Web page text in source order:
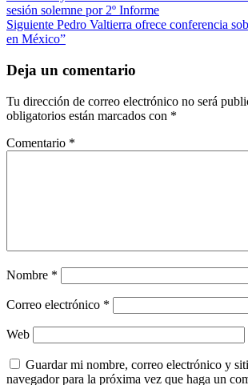
sesión solemne por 2º Informe
Siguiente Pedro Valtierra ofrece conferencia
en México”
Deja un comentario
Tu dirección de correo electrónico no será
obligatorios están marcados con *
Comentario *
Nombre *
Correo electrónico *
Web
Guardar mi nombre, correo electrónico y
navegador para la próxima vez que haga un